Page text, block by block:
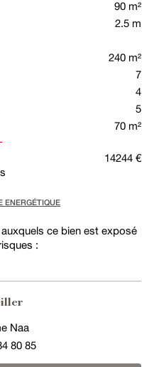
90 m²
2.5 m
240 m²
7
4
5
70 m²
14244 €
ENERGÉTIQUE
ce bien est exposé
:
Naa
80 85